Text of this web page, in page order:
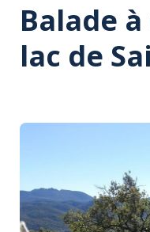
Balade
lac de